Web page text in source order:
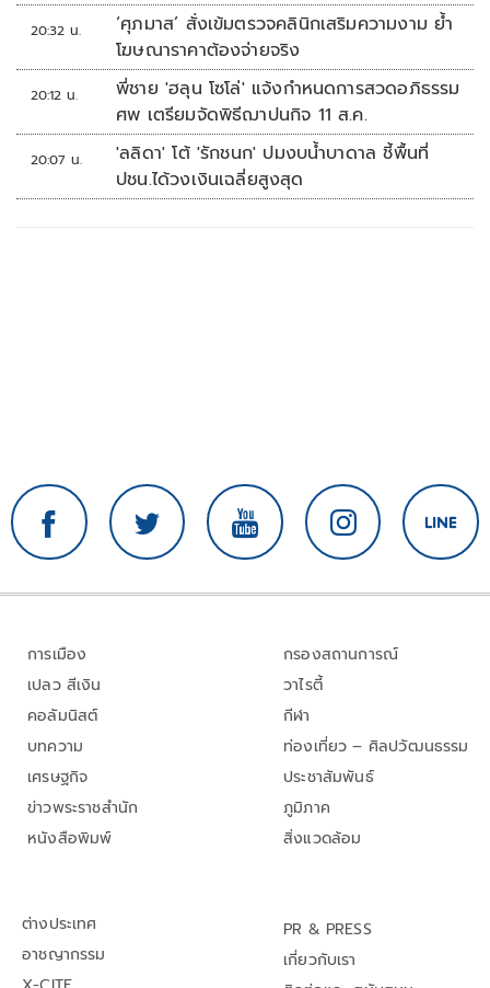
20:32 น.
‘ศุภมาส’ สั่งเข้มตรวจคลินิกเสริมความงาม ย้ำ
โฆษณาราคาต้องจ่ายจริง
20:12 น.
พี่ชาย 'ฮลุน โซโล่' แจ้งกำหนดการสวดอภิธรรม
ศพ เตรียมจัดพิธีฌาปนกิจ 11 ส.ค.
20:07 น.
'ลลิดา' โต้ 'รักชนก' ปมงบน้ำบาดาล ชี้พื้นที่
ปชน.ได้วงเงินเฉลี่ยสูงสุด
การเมือง
เปลว สีเงิน
คอลัมนิสต์
บทความ
เศรษฐกิจ
ข่าวพระราชสำนัก
หนังสือพิมพ์
กรองสถานการณ์
วาไรตี้
กีฬา
ท่องเที่ยว – ศิลปวัฒนธรรม
ประชาสัมพันธ์
ภูมิภาค
สิ่งแวดล้อม
ต่างประเทศ
อาชญากรรม
PR & PRESS
เกี่ยวกับเรา